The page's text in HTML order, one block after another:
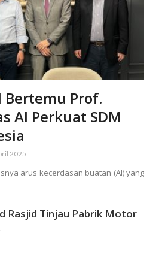
Bertemu Prof.
AI Perkuat SDM
2025
arus kecerdasan buatan (AI) yang
Rasjid Tinjau Pabrik Motor